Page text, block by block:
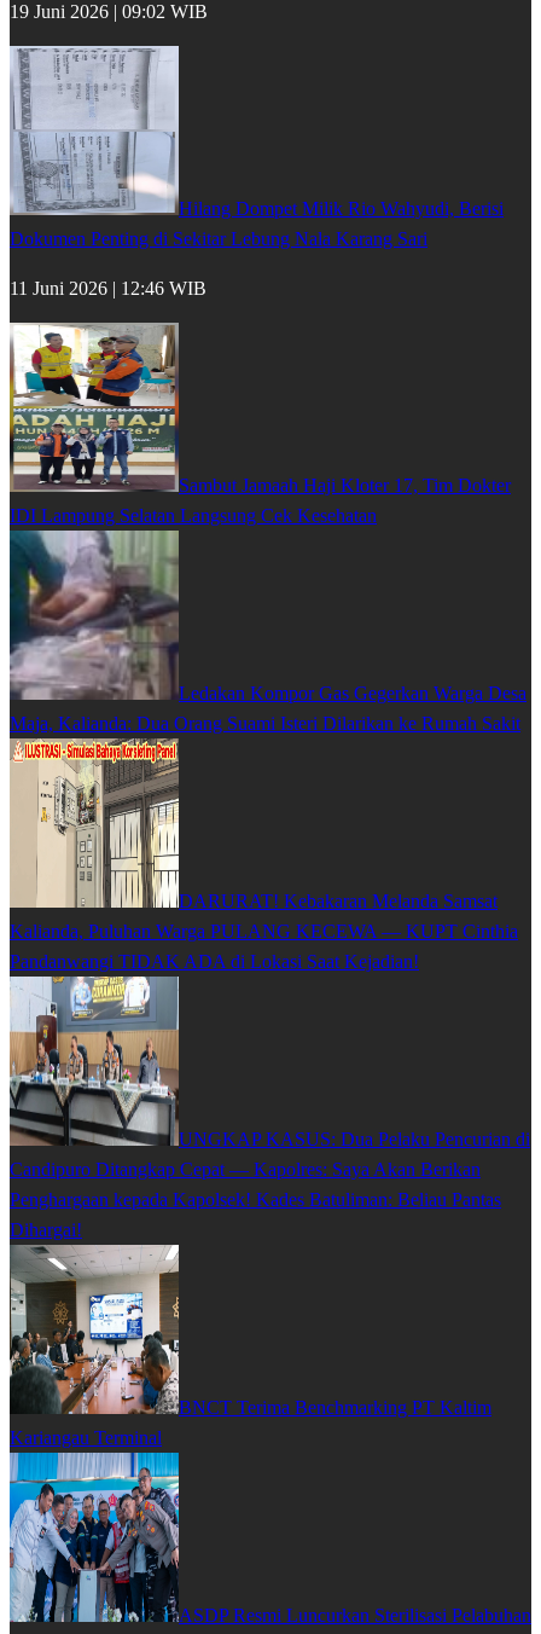
19 Juni 2026 | 09:02 WIB
Hilang Dompet Milik Rio Wahyudi, Berisi
Dokumen Penting di Sekitar Lebung Nala Karang Sari
11 Juni 2026 | 12:46 WIB
Sambut Jamaah Haji Kloter 17, Tim Dokter
IDI Lampung Selatan Langsung Cek Kesehatan
Ledakan Kompor Gas Gegerkan Warga Desa
Maja, Kalianda: Dua Orang Suami Isteri Dilarikan ke Rumah Sakit
DARURAT! Kebakaran Melanda Samsat
Kalianda, Puluhan Warga PULANG KECEWA — KUPT Cinthia
Pandanwangi TIDAK ADA di Lokasi Saat Kejadian!
UNGKAP KASUS: Dua Pelaku Pencurian di
Candipuro Ditangkap Cepat — Kapolres: Saya Akan Berikan
Penghargaan kepada Kapolsek! Kades Batuliman: Beliau Pantas
Dihargai!
BNCT Terima Benchmarking PT Kaltim
Kariangau Terminal
ASDP Resmi Luncurkan Sterilisasi Pelabuhan